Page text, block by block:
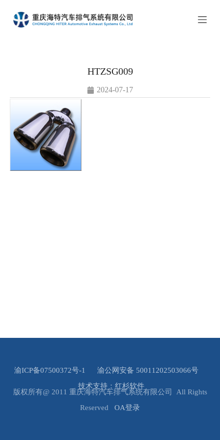
过
HTZSG009
2024-07-17
渝ICP备07500372号-1
渝公网安备 50011202503066号
技术支持：红杉软件
版权所有@ 2011 重庆海特汽车排气系统有限公司 All Rights
Reserved OA登录